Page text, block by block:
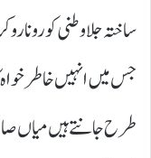
ساختہ جلاوطنی کو رونا
جس میں انہیں خاطر
طرح جانتے ہیں